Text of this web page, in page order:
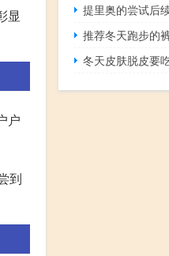
显
户
到
提里奥的尝试后
推荐冬天跑步的
冬天皮肤脱皮要